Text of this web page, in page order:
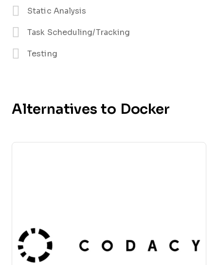
Static Analysis
Task Scheduling/Tracking
Testing
Alternatives to Docker